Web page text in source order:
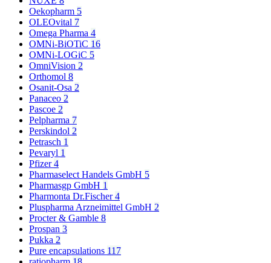
Oekopharm 5
OLEOvital 7
Omega Pharma 4
OMNi-BiOTiC 16
OMNi-LOGiC 5
OmniVision 2
Orthomol 8
Osanit-Osa 2
Panaceo 2
Pascoe 2
Pelpharma 7
Perskindol 2
Petrasch 1
Pevaryl 1
Pfizer4
Pharmaselect Handels GmbH 5
Pharmasgp GmbH 1
Pharmonta Dr.Fischer4
Pluspharma Arzneimittel GmbH 2
Procter & Gamble 8
Prospan 3
Pukka 2
Pure encapsulations 117